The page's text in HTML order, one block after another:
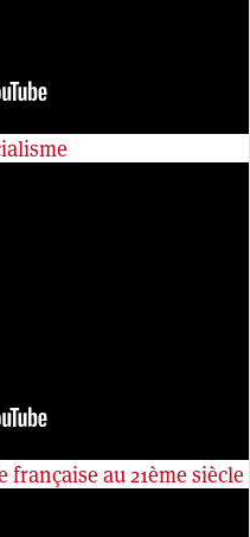
au 21ème siècle